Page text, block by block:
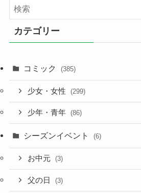
カテゴリー
コミック (385)
少女・女性 (299)
少年・青年 (86)
シーズンイベント (6)
お中元 (3)
父の日 (3)